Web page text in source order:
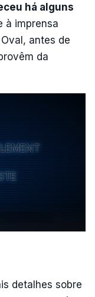
há alguns
à imprensa
antes de
da
detalhes sobre